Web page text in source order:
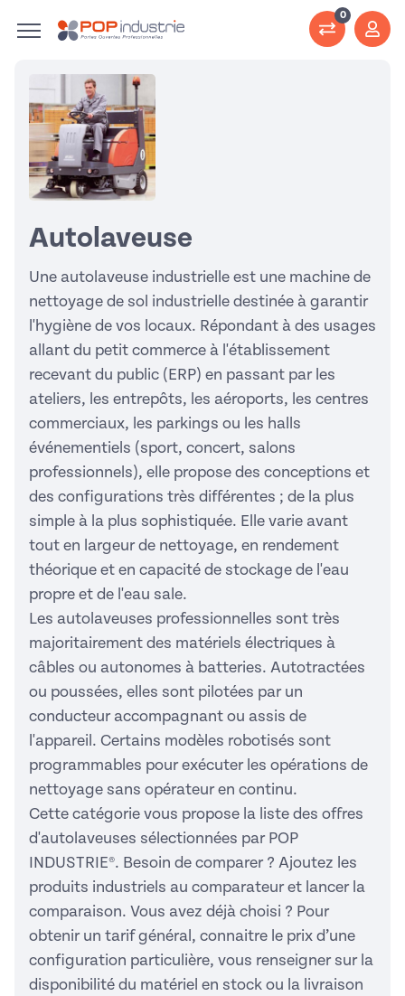
0
Autolaveuse
Une autolaveuse industrielle est une machine de
nettoyage de sol industrielle destinée à garantir
l'hygiène de vos locaux. Répondant à des usages
allant du petit commerce à l'établissement
recevant du public (ERP) en passant par les
ateliers, les entrepôts, les aéroports, les centres
commerciaux, les parkings ou les halls
événementiels (sport, concert, salons
professionnels), elle propose des conceptions et
des configurations très différentes ; de la plus
simple à la plus sophistiquée. Elle varie avant
tout en largeur de nettoyage, en rendement
théorique et en capacité de stockage de l'eau
propre et de l'eau sale.
Les autolaveuses professionnelles sont très
majoritairement des matériels électriques à
câbles ou autonomes à batteries. Autotractées
ou poussées, elles sont pilotées par un
conducteur accompagnant ou assis de
l'appareil. Certains modèles robotisés sont
programmables pour exécuter les opérations de
nettoyage sans opérateur en continu.
Cette catégorie vous propose la liste des offres
d'autolaveuses sélectionnées par POP
INDUSTRIE®. Besoin de comparer ? Ajoutez les
produits industriels au comparateur et lancer la
comparaison. Vous avez déjà choisi ? Pour
obtenir un tarif général, connaitre le prix d’une
configuration particulière, vous renseigner sur la
disponibilité du matériel en stock ou la livraison